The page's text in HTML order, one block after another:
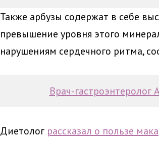
Также арбузы содержат в себе
превышение уровня этого
нарушениям сердечного ритма,
Врач-гастроэнтеролог
Диетолог рассказал о пользе